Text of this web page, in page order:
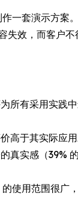
一套演示方
效，而客户
所有采用实践
高于其实际应
真实感（39%
使用范围很广